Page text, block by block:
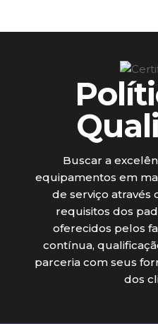
Buscar a
equipamentos em
de serviço através
requisitos dos
oferecidos pelos
contínua,
parceria com seus
dos